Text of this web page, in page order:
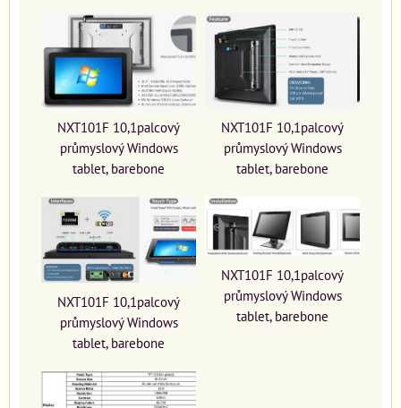
NXT101F 10,1palcový
průmyslový Windows
tablet, barebone
NXT101F 10,1palcový
průmyslový Windows
tablet, barebone
NXT101F 10,1palcový
průmyslový Windows
tablet, barebone
NXT101F 10,1palcový
průmyslový Windows
tablet, barebone